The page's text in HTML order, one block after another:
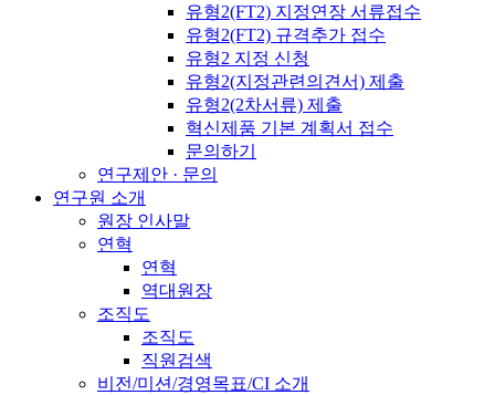
유형2(FT2) 지정연장 서류접수
유형2(FT2) 규격추가 접수
유형2 지정 신청
유형2(지정관련의견서) 제출
유형2(2차서류) 제출
혁신제품 기본 계획서 접수
문의하기
연구제안 · 문의
연구원 소개
원장 인사말
연혁
연혁
역대원장
조직도
조직도
직원검색
비전/미션/경영목표/CI 소개